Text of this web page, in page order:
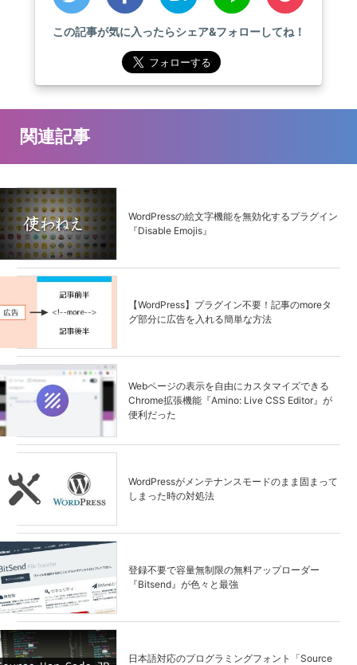
この記事が気に入ったらシェア&フォローしてね！
関連記事
WordPressの絵文字機能を無効化するプラグイン
『Disable Emojis』
【WordPress】プラグイン不要！記事のmoreタ
グ部分に広告を入れる簡単な方法
Webページの表示を自由にカスタマイズできる
Chrome拡張機能『Amino: Live CSS Editor』が
便利だった
WordPressがメンテナンスモードのまま固まって
しまった時の対処法
登録不要で容量無制限の無料アップローダー
『Bitsend』が色々と最強
日本語対応のプログラミングフォント「Source